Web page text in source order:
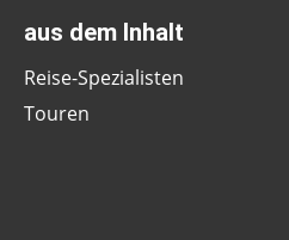
aus dem Inhalt
Reise-Spezialisten
Touren